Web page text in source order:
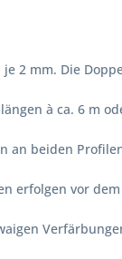
2 mm. Die
à ca. 6 m
an beiden
erfolgen vor